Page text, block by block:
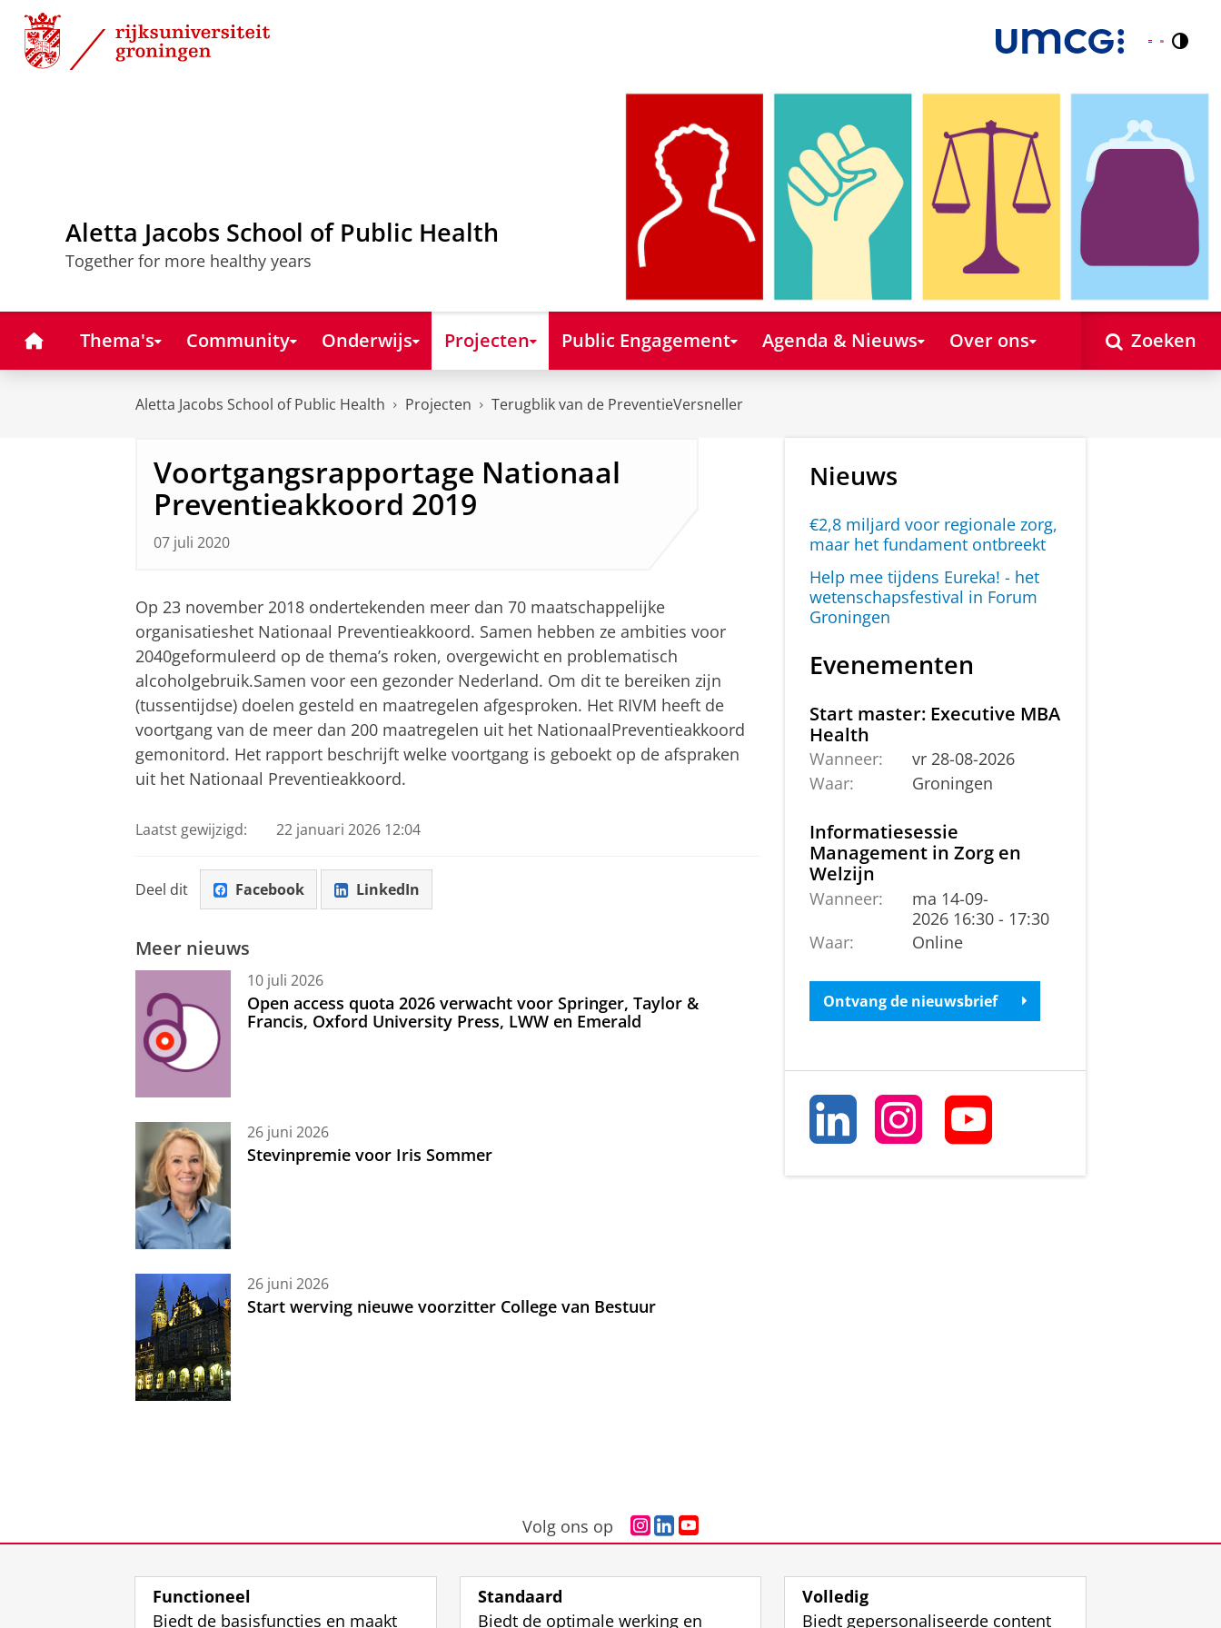
Skip
Content
Skip
Navigation
Nederlands
English
Aletta Jacobs School of Public Health
Together for more healthy years
HomeThema's Community Onderwijs Projecten Public Engagement Agenda & Nieuws Over ons Zoeken
Aletta Jacobs School of Public Health Projecten Terugblik van de PreventieVersneller
Voortgangsrapportage Nationaal
Preventieakkoord 2019
07 juli 2020
Op 23 november 2018 ondertekenden meer dan 70 maatschappelijke
organisatieshet Nationaal Preventieakkoord. Samen hebben ze ambities voor
2040geformuleerd op de thema’s roken, overgewicht en problematisch
alcoholgebruik.Samen voor een gezonder Nederland. Om dit te bereiken zijn
(tussentijdse) doelen gesteld en maatregelen afgesproken. Het RIVM heeft de
voortgang van de meer dan 200 maatregelen uit het NationaalPreventieakkoord
gemonitord. Het rapport beschrijft welke voortgang is geboekt op de afspraken
uit het Nationaal Preventieakkoord.
Laatst gewijzigd: 22 januari 2026 12:04
Deel dit Facebook LinkedIn
Meer nieuws
10 juli 2026
Open access quota 2026 verwacht voor Springer, Taylor &
Francis, Oxford University Press, LWW en Emerald
26 juni 2026
Stevinpremie voor Iris Sommer
26 juni 2026
Start werving nieuwe voorzitter College van Bestuur
Nieuws
€2,8 miljard voor regionale zorg,
maar het fundament ontbreekt
Help mee tijdens Eureka! - het
wetenschapsfestival in Forum
Groningen
Evenementen
Start master: Executive MBA
Health
Wanneer:
vr 28-08-2026
Waar:
Groningen
Informatiesessie
Management in Zorg en
Welzijn
Wanneer:
ma 14-09-
2026 16:30 - 17:30
Waar:
Online
Ontvang de nieuwsbrief
Volg ons op
I
n
L
i
Y
o
Functioneel
Biedt de basisfuncties en maakt
Standaard
Biedt de optimale werking en
Volledig
Biedt gepersonaliseerde content